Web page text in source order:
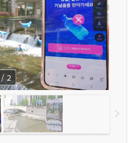
/ 2